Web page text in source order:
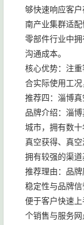
够快速响应客
南产业集群适
零部件行业中
沟通成本。
核心优势：注
合实际使用工况
推荐四：淄博真
品牌介绍：淄
城市，拥有数
真空获得、真
拥有较强的渠道
推荐理由：品
稳定性与品牌信
便于客户快速
个销售与服务网